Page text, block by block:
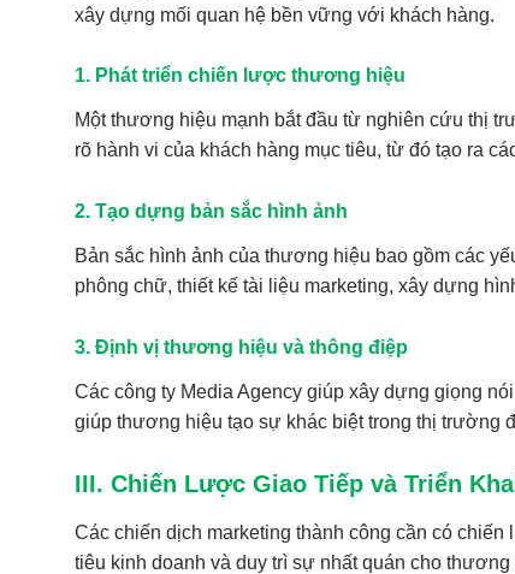
xây dựng mối quan hệ bền vững với khách hàng.
1. Phát triển chiến lược thương hiệu
Một thương hiệu mạnh bắt đầu từ nghiên cứu thị
rõ hành vi của khách hàng mục tiêu, từ đó tạo ra
2. Tạo dựng bản sắc hình ảnh
Bản sắc hình ảnh của thương hiệu bao gồm các
phông chữ, thiết kế tài liệu marketing, xây dựng
3. Định vị thương hiệu và thông điệp
Các công ty Media Agency giúp xây dựng giọng
giúp thương hiệu tạo sự khác biệt trong thị trường
III. Chiến Lược Giao Tiếp và Triển
Các chiến dịch marketing thành công cần có
tiêu kinh doanh và duy trì sự nhất quán cho thương